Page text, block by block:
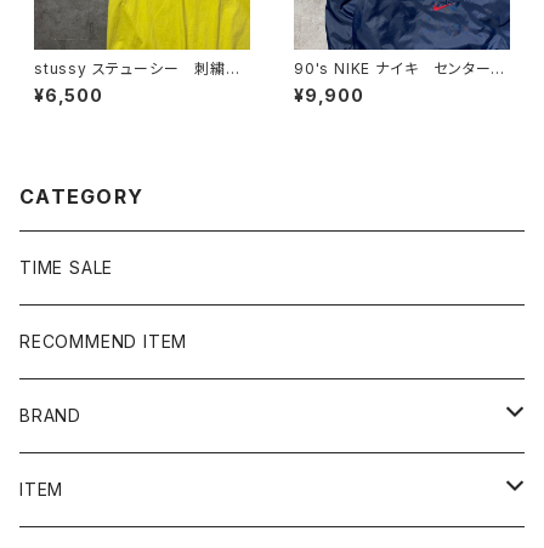
stussy ステューシー 刺繍ワ
ンポイント ストックロゴ イエ
ロー Tシャツ
¥6,500
90's NIKE ナイキ センタース
ウォッシュ ハーフジップ バッ
ク刺繍 中綿 ナイロンプルオ
¥9,900
CATEGORY
TIME SALE
RECOMMEND ITEM
BRAND
NIKE
ITEM